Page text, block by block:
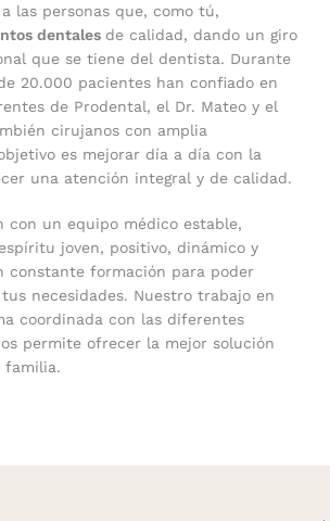
las personas que, como tú,
dentales de calidad, dando un giro
que se tiene del dentista. Durante
20.000 pacientes han confiado en
de Prodental, el Dr. Mateo y el
cirujanos con amplia
es mejorar día a día con la
una atención integral y de calidad.
con un equipo médico estable,
joven, positivo, dinámico y
constante formación para poder
necesidades. Nuestro trabajo en
coordinada con las diferentes
permite ofrecer la mejor solución
familia.